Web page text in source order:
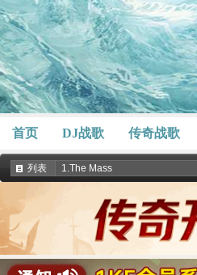
首页 DJ战歌 传奇战歌